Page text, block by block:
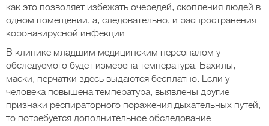
как это позволяет избежать очередей, скопления людей в
одном помещении, а, следовательно, и распространения
коронавирусной инфекции.
В клинике младшим медицинским персоналом у
обследуемого будет измерена температура. Бахилы,
маски, перчатки здесь выдаются бесплатно. Если у
человека повышена температура, выявлены другие
признаки респираторного поражения дыхательных путей,
то потребуется дополнительное обследование.